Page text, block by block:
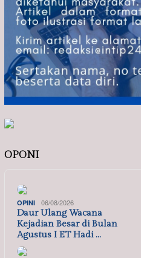
OPONI
OPINI 06/08/2026
Daur Ulang Wacana
Kejadian Besar di Bulan
Agustus I ET Hadi …